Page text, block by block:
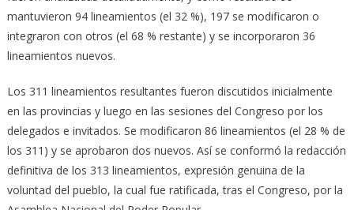
mantuvieron 94 lineamientos (el 32 %), 197 se modificaron o
integraron con otros (el 68 % restante) y se incorporaron 36
lineamientos nuevos.
Los 311 lineamientos resultantes fueron discutidos inicialmente
en las provincias y luego en las sesiones del Congreso por los
delegados e invitados. Se modificaron 86 lineamientos (el 28 % de
los 311) y se aprobaron dos nuevos. Así se conformó la redacción
definitiva de los 313 lineamientos, expresión genuina de la
voluntad del pueblo, la cual fue ratificada, tras el Congreso, por la